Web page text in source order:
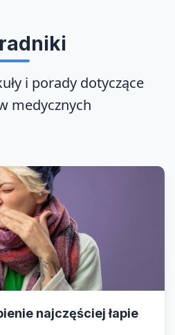
i porady dotyczące
medycznych
najczęściej łapie